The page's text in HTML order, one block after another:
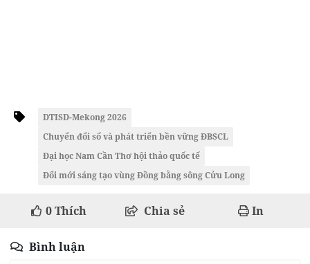
DTISD-Mekong 2026
Chuyển đổi số và phát triển bền vững ĐBSCL
Đại học Nam Cần Thơ hội thảo quốc tế
Đổi mới sáng tạo vùng Đồng bằng sông Cửu Long
0Thích Chia sẻ In
Bình luận